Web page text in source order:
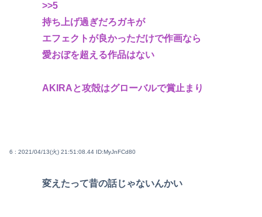
>>5
持ち上げ過ぎだろガキが
エフェクトが良かっただけで作画なら
愛おぼを超える作品はない
AKIRAと攻殻はグローバルで賞止まり
6 : 2021/04/13(火) 21:51:08.44 ID:MyJnFCd80
変えたって昔の話じゃないんかい